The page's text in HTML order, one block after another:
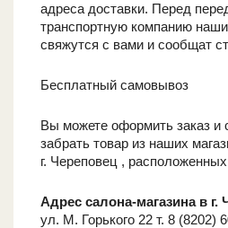
адреса доставки. Перед
транспортную компанию
свяжутся с вами и сообщат
Бесплатный самовывоз
Вы можете оформить заказ и
забрать товар из наших
г. Череповец ,
Адрес салона-магазина в г.
ул. М. Горького 22 т. 8 (8202)